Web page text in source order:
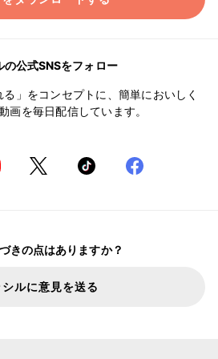
の公式SNSをフォロー
る」をコンセプトに、簡単においしく
画を毎日配信しています。
きの点はありますか？
シルに意見を送る